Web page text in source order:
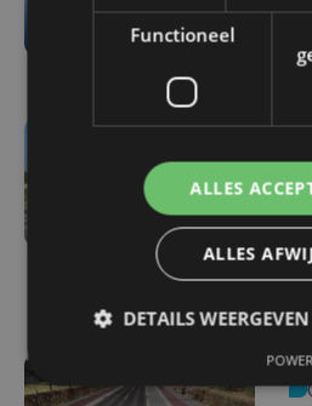
Functioneel
ALLES
ALLES
DETAILS WEERGEVEN